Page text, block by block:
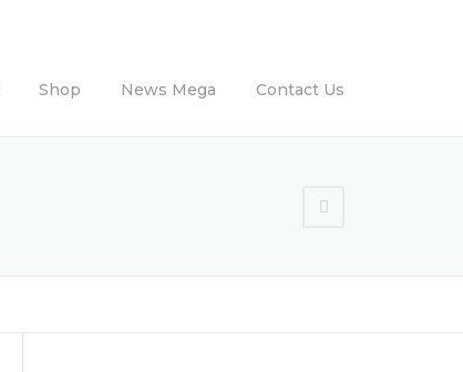
Shop News Mega Contact Us